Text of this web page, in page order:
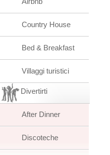
Country House
Bed & Breakfast
Villaggi turistici
Divertirti
After Dinner
Discoteche